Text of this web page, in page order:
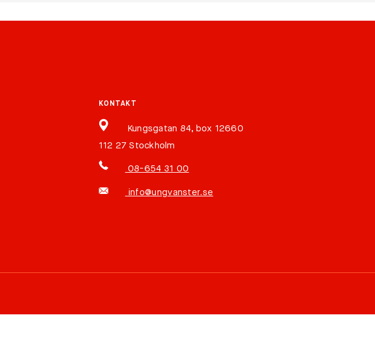
KONTAKT
Kungsgatan 84, box 12660
112 27 Stockholm
08-654 31 00
info@ungvanster.se